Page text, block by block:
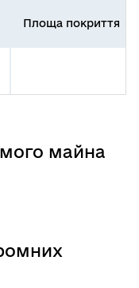
Площа покриття
майна